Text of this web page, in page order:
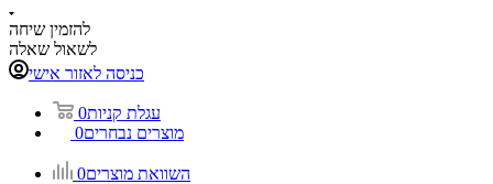
להזמין שיחה
לשאול שאלה
כניסה לאזור אישי
עגלת קניות0
מוצרים נבחרים0
השוואת מוצרים0